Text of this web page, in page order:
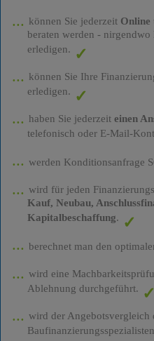
können Sie jederzeit Online
beraten werden -
erledigen.
können Sie Ihre
erledigen.
haben Sie jederzeit einen
telefonisch oder E-Mail-
werden Konditionsanfrage
wird für jeden
Kauf, Neubau,
Kapitalbeschaffung.
berechnet man den
wird eine
Ablehnung durchgeführt.
wird der Angebotsvergleich